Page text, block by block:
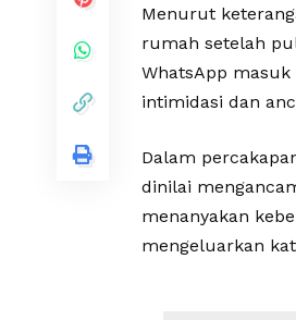
Menurut
rumah setelah
WhatsApp
intimidasi dan
Dalam
dinilai
menanyakan
mengeluarkan